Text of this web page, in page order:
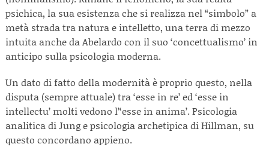
psichica, la sua esistenza che si realizza nel “simbolo” a
metà strada tra natura e intelletto, una terra di mezzo
intuita anche da Abelardo con il suo ‘concettualismo’ in
anticipo sulla psicologia moderna.
Un dato di fatto della modernità è proprio questo, nella
disputa (sempre attuale) tra ‘esse in re’ ed ‘esse in
intellectu’ molti vedono l’‘esse in anima’. Psicologia
analitica di Jung e psicologia archetipica di Hillman, su
questo concordano appieno.